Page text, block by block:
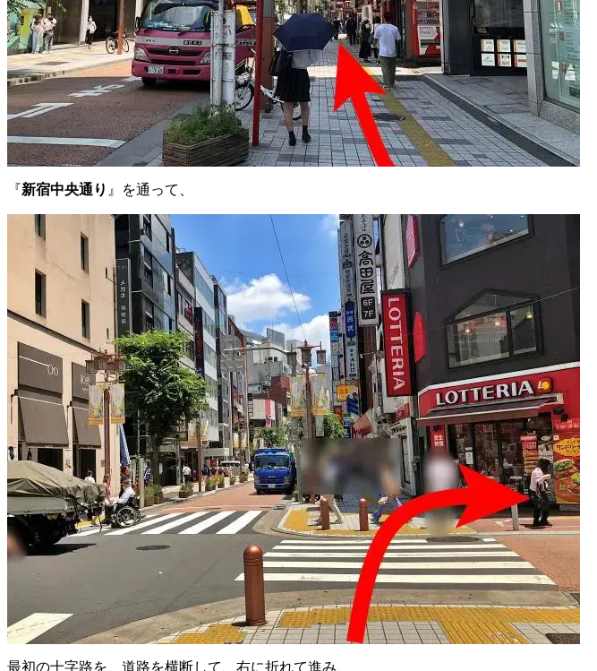
『新宿中央通り 』を通って、
最初の十字路を、道路を横断して、右に折れて進み、